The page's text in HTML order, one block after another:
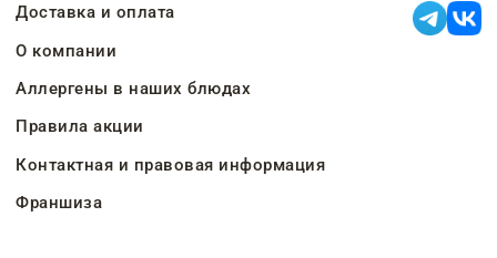
Доставка и оплата
О компании
Аллергены в наших блюдах
Правила акции
Контактная и правовая информация
Франшиза